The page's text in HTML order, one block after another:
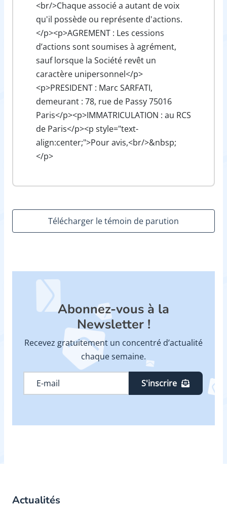
<br/>Chaque associé a autant de voix
qu'il possède ou représente d'actions.
</p><p>AGREMENT : Les cessions
d’actions sont soumises à agrément,
sauf lorsque la Société revêt un
caractère unipersonnel</p>
<p>PRESIDENT : Marc SARFATI,
demeurant : 78, rue de Passy 75016
Paris</p><p>IMMATRICULATION : au RCS
de Paris</p><p style="text-
align:center;">Pour avis,<br/>&nbsp;
</p>
Télécharger le témoin de parution
Abonnez-vous à la
Newsletter !
Recevez gratuitement un concentré d’actualité
chaque semaine.
S'inscrire
Actualités